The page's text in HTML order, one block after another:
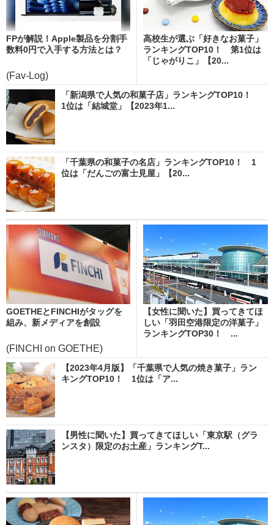
FPが解説！Apple製品を分割手
数料0円で入手する方法とは？
(Fav-Log)
高校生が選ぶ「好きなお菓子」
ランキングTOP10！ 第1位は
「じゃがりこ」【20...
「新潟県で人気の和菓子店」ランキングTOP10！
1位は「結城堂」【2023年1...
「千葉県の和菓子の名店」ランキングTOP10！ 1
位は「だんごの富士見屋」【20...
GOETHEとFINCHIがタッグを
組み、新メディアを創設
(FINCHI on GOETHE)
【女性に聞いた】買ってきてほ
しい「羽田空港限定の洋菓子」
ランキングTOP30！ ...
【2023年4月版】「千葉県で人気の焼き菓子」ラン
キングTOP10！ 1位は「ア...
【男性に聞いた】買ってきてほしい「東京駅（グラ
ンスタ）限定のお土産」ランキングT...